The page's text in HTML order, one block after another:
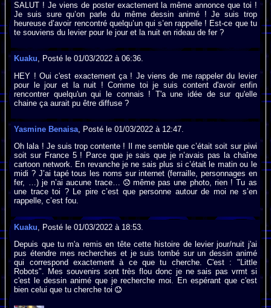
SALUT ! Je viens de poster exactement la même annonce que toi !
Je suis sure qu’on parle du même dessin animé ! Je suis trop
heureuse d’avoir rencontré quelqu’un qui s’en rappelle ! Est-ce que tu
te souviens du levier pour le jour et la nuit en rideau de fer ?
Kuaku, Posté le 01/03/2022 à 06:36.
HEY ! Oui c'est exactement ça ! Je viens de me rappeler du levier
pour le jour et la nuit ! Comme toi je suis content d'avoir enfin
rencontrer quelqu'un qui le connais ! T'a une idée de sur qu'elle
chaine ça aurait pu être diffuse ?
Yasmine Benaisa , Posté le 01/03/2022 à 12:47.
Oh lala ! Je suis trop contente ! Il me semble que c’était soit sur piwi
soit sur France 5 ! Parce que je sais que je n’avais pas la chaîne
cartoon network. En revanche je ne sais plus si c’était le matin ou le
midi ? J’ai tapé tous les noms sur internet (ferraille, personnages en
fer, …) je n’ai aucune trace…
même pas une photo, rien ! Tu as
une trace toi ? Le pire c’est que personne autour de moi ne s’en
rappelle, c’est fou.
Kuaku , Posté le 01/03/2022 à 18:53.
Depuis que tu m'a remis en tête cette histoire de levier jour/nuit j'ai
pus étendre mes recherches et je suis tombé sur un dessin animé
qui correspond exactement à ce que tu cherche. C'est : "Little
Robots". Mes souvenirs sont très flou donc je ne sais pas vrmt si
c'est le dessin animé que je recherche moi. En espérant que c'est
bien celui que tu cherche toi